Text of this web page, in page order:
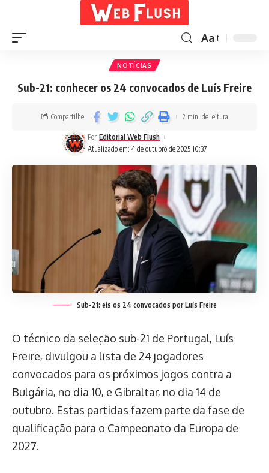
Aa
NOTÍCIAS
Sub-21: conhecer os 24 convocados de Luís Freire
Atualizado em: 4 de outubro de 2025 10:37
Por Editorial Web Flush
Compartilhe 2 min. de leitura
Sub-21: eis os 24 convocados por Luís Freire
O técnico da seleção sub-21 de Portugal, Luís
Freire, divulgou a lista de 24 jogadores
convocados para os próximos jogos contra a
Bulgária, no dia 10, e Gibraltar, no dia 14 de
outubro. Estas partidas fazem parte da fase de
qualificação para o Campeonato da Europa de
2027.